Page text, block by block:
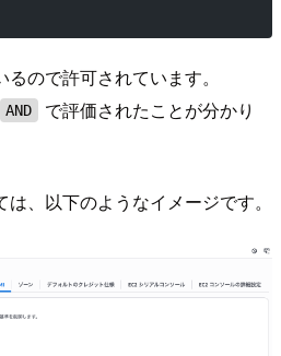
ので許可されています。
AND
で評価されたことが分かり
、以下のようなイメージです。